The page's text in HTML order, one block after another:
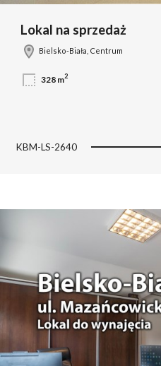
Lokal na sprzedaż
Bielsko-Biała, Centrum
328 m2
KBM-LS-2640